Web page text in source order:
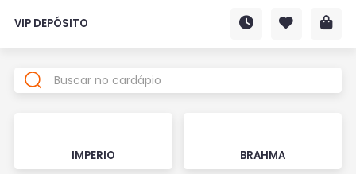
VIP DEPÓSITO
IMPERIO BRAHMA